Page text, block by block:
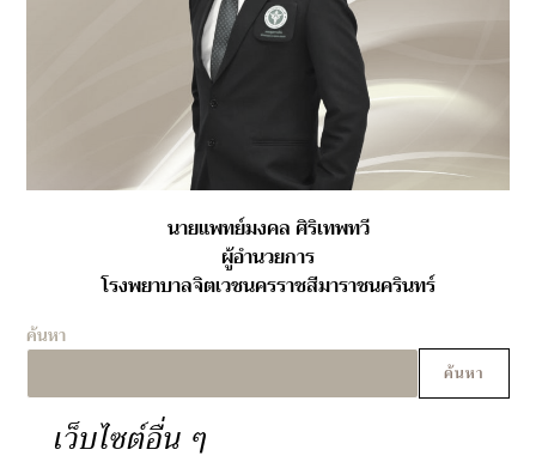
นายแพทย์มงคล ศิริเทพทวี
ผู้อำนวยการ
โรงพยาบาลจิตเวชนครราชสีมาราชนครินทร์
ค้นหา
ค้นหา
เว็บไซต์อื่น ๆ